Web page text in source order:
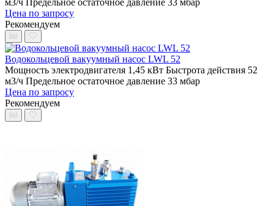
Цена по запросу
Рекомендуем
Водокольцевой вакуумный насос LWL 52
Мощность электродвигателя 1,45 кВт Быстрота действия 52
м3/ч Предельное остаточное давление 33 мбар
Цена по запросу
Рекомендуем